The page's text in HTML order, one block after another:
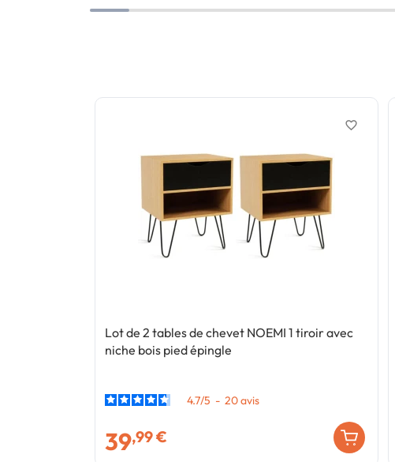
Lot de 2 tables de chevet NOEMI 1 tiroir avec
niche bois pied épingle
4.7/5 - 20avis
39,99 €
favorite_border